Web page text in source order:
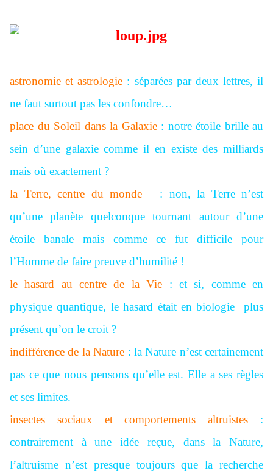
astronomie et astrologie : séparées par deux lettres, il
ne faut surtout pas les confondre…
place du Soleil dans la Galaxie : notre étoile brille au
sein d’une galaxie comme il en existe des milliards
mais où exactement ?
la Terre, centre du monde
: non, la Terre n’est
qu’une planète quelconque tournant autour d’une
étoile banale mais comme ce fut difficile pour
l’Homme de faire preuve d’humilité !
le hasard au centre de la Vie : et si, comme en
physique quantique, le hasard était en biologie plus
présent qu’on le croit ?
indifférence de la Nature : la Nature n’est certainement
pas ce que nous pensons qu’elle est. Elle a ses règles
et ses limites.
insectes sociaux et comportements altruistes
:
contrairement à une idée reçue, dans la Nature,
l’altruisme n’est presque toujours que la recherche